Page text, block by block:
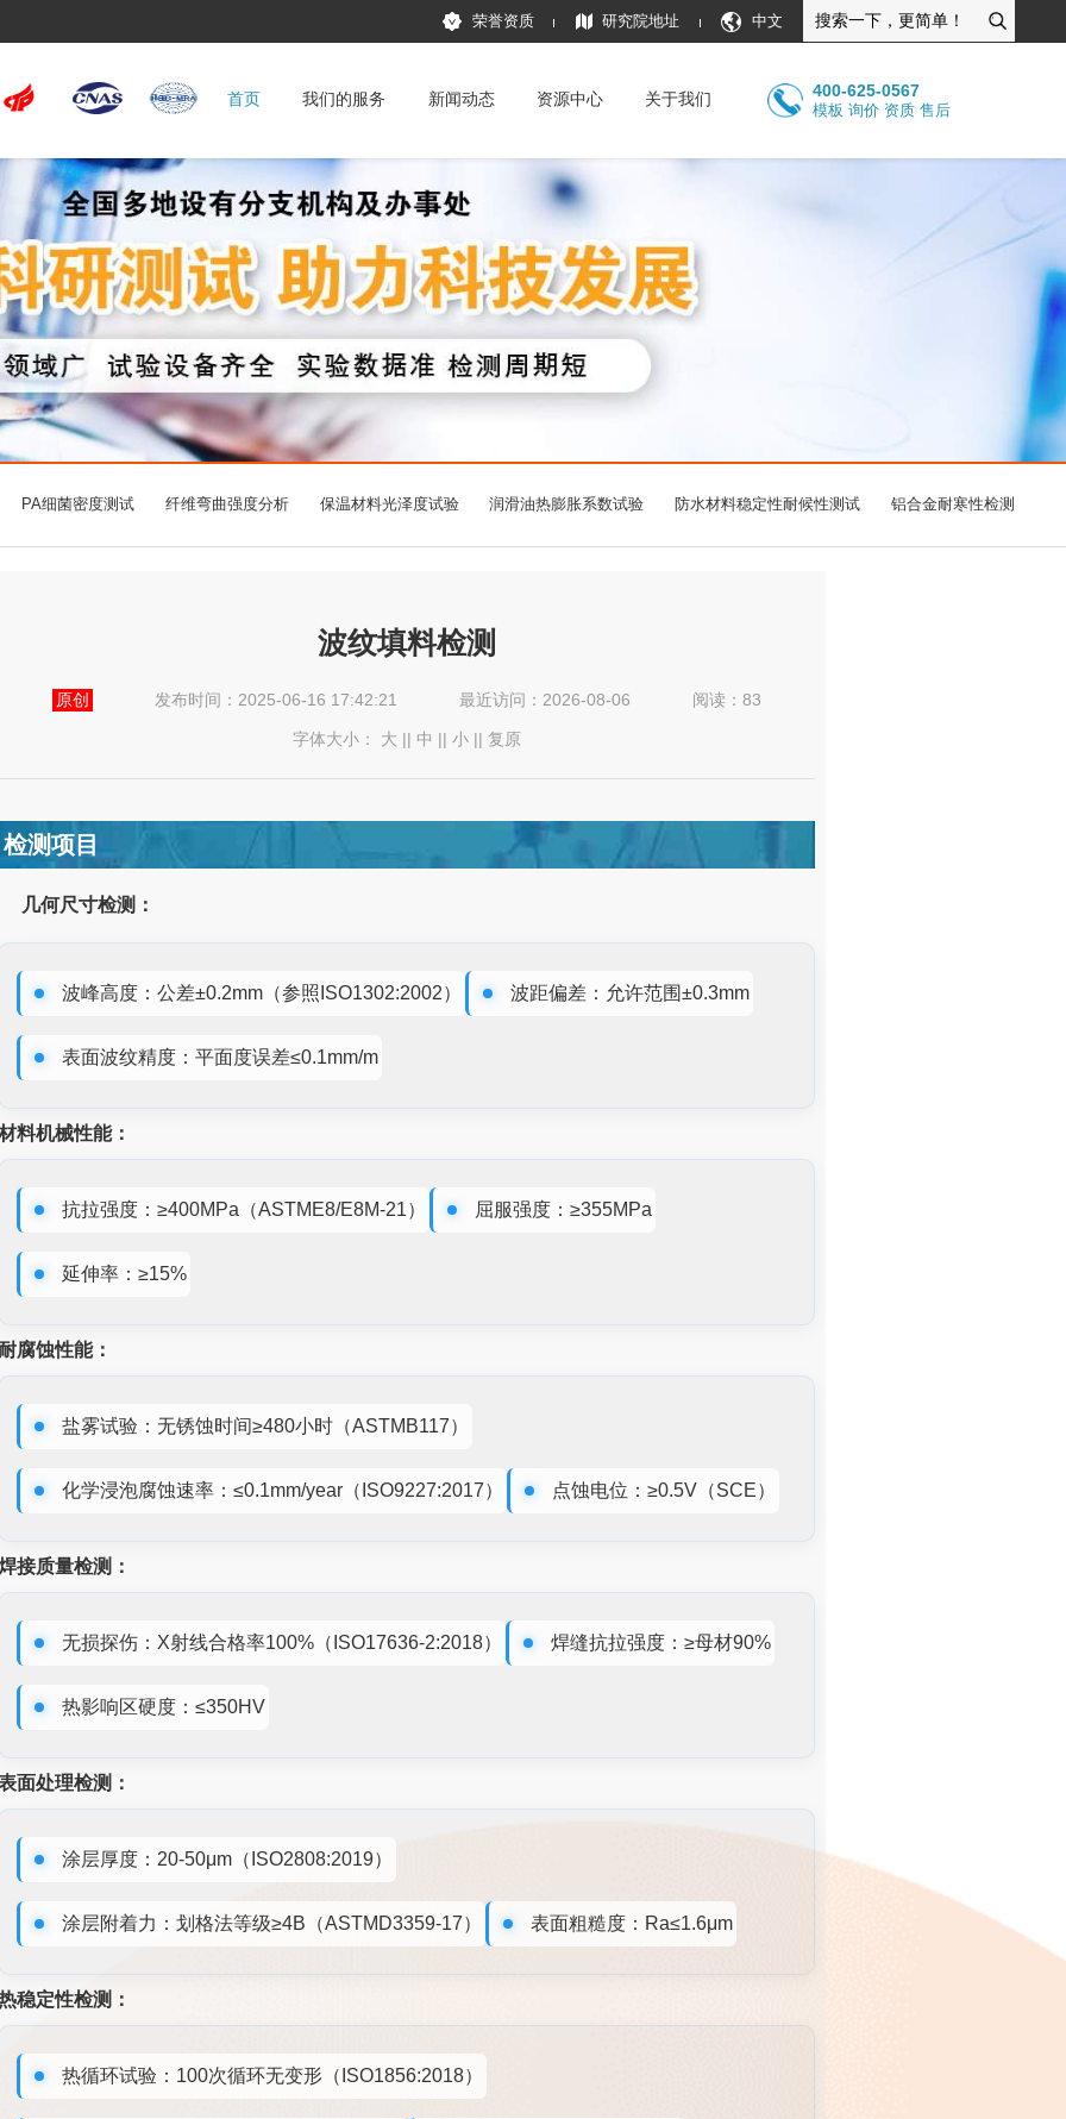
荣誉资质 研究院地址 中文
首页 我们的服务 新闻动态 资源中心 关于我们 400-625-0567
模板 询价 资质 售后
PA细菌密度测试 纤维弯曲强度分析 保温材料光泽度试验 润滑油热膨胀系数试验 防水材料稳定性耐候性测试 铝合金耐寒性检测
波纹填料检测
原创 发布时间：2025-06-16 17:42:21 最近访问： 2026-08-06 阅读：83
字体大小： 大 中 小|| 复原
检测项目
几何尺寸检测：
波峰高度：公差±0.2mm（参照ISO1302:2002） 波距偏差：允许范围±0.3mm
表面波纹精度：平面度误差≤0.1mm/m
料机械性能：
抗拉强度：≥400MPa（ASTME8/E8M-21） 屈服强度：≥355MPa
延伸率：≥15%
腐蚀性能：
盐雾试验：无锈蚀时间≥480小时（ASTMB117）
化学浸泡腐蚀速率：≤0.1mm/year（ISO9227:2017） 点蚀电位：≥0.5V（SCE）
接质量检测：
无损探伤：X射线合格率100%（ISO17636-2:2018） 焊缝抗拉强度：≥母材90%
热影响区硬度：≤350HV
面处理检测：
涂层厚度：20-50μm（ISO2808:2019）
涂层附着力：划格法等级≥4B（ASTMD3359-17） 表面粗糙度：Ra≤1.6μm
稳定性检测：
热循环试验：100次循环无变形（ISO1856:2018）